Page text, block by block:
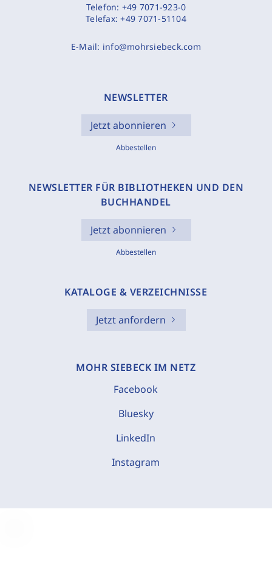
Telefon: +49 7071-923-0
Telefax:+49 7071-51104
E-Mail: info@mohrsiebeck.com
NEWSLETTER
Jetzt abonnieren
Abbestellen
NEWSLETTER FÜR BIBLIOTHEKEN UND DEN
BUCHHANDEL
Jetzt abonnieren
Abbestellen
KATALOGE & VERZEICHNISSE
Jetzt anfordern
MOHR SIEBECK IM NETZ
Facebook
Bluesky
LinkedIn
Instagram